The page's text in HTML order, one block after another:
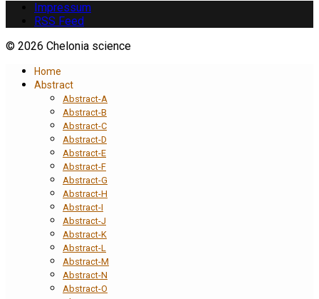
Impressum
RSS Feed
© 2026 Chelonia science
Home
Abstract
Abstract-A
Abstract-B
Abstract-C
Abstract-D
Abstract-E
Abstract-F
Abstract-G
Abstract-H
Abstract-I
Abstract-J
Abstract-K
Abstract-L
Abstract-M
Abstract-N
Abstract-O